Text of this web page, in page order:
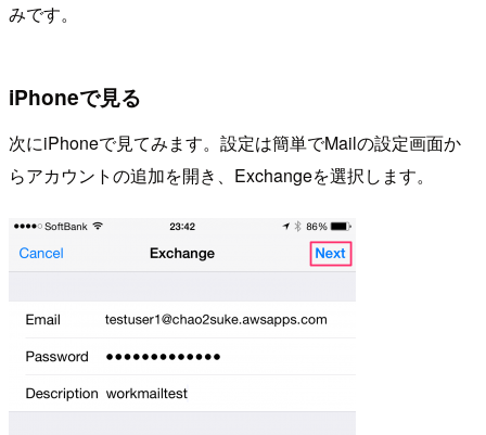
みです。
iPhoneで見る
次にiPhoneで見てみます。設定は簡単でMailの設定画面か
らアカウントの追加を開き、Exchangeを選択します。